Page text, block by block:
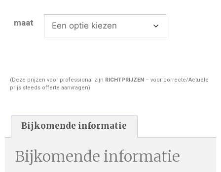
maat
(Deze prijzen voor professional zijn RICHTPRIJZEN – voor correcte/Actuele
prijs steeds offerte aanvragen)
Bijkomende informatie
Bijkomende informatie